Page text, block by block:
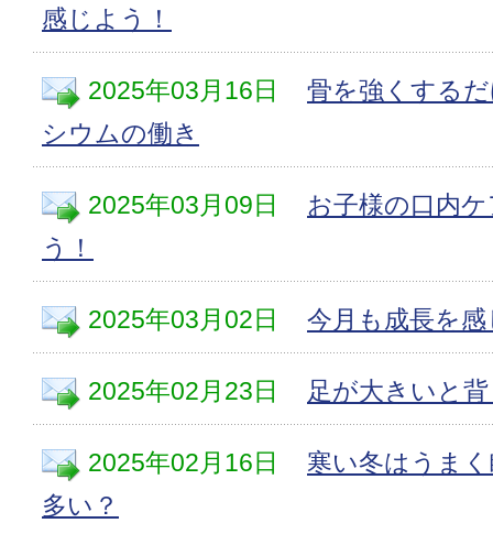
感じよう！
2025年03月16日
骨を強くする
シウムの働き
2025年03月09日
お子様の口内
う！
2025年03月02日 今月も成長を
2025年02月23日 足が大きいと
2025年02月16日
寒い冬はうま
多い？